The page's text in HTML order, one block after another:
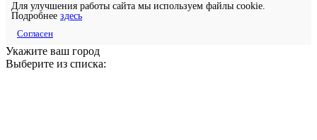
Для улучшения работы сайта мы используем файлы cookie.
Подробнее здесь
Согласен
Укажите ваш город
Выберите из списка: